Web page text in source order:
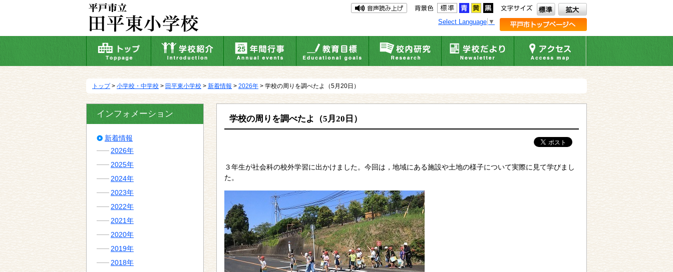
動
Select Language ▼
トップ> 小学校・中学校 > 田平東小学校 > 新着情報 > 2026年 > 学校の周りを調べたよ（5月20日）
学校の周りを調べたよ（5月20日）
３年生が社会科の校外学習に出かけました。今回は，地域にある施設や土地の様子について実際に見て学びまし
た。
インフォメーション
新着情報
2026年
2025年
2024年
2023年
2022年
2021年
2020年
2019年
2018年